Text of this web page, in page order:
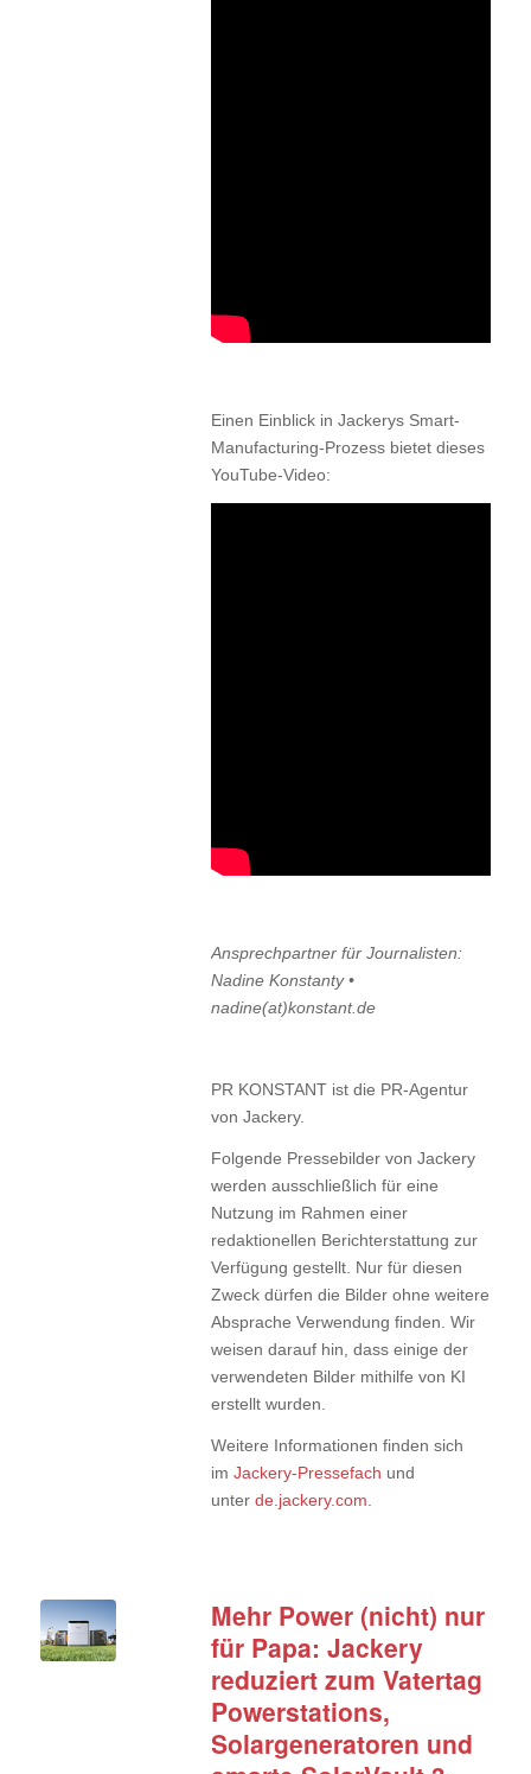
Einen Einblick in Jackerys Smart-
Manufacturing-Prozess bietet dieses
YouTube-Video:
Ansprechpartner für Journalisten:
Nadine Konstanty •
nadine(at)konstant.de
PR KONSTANT ist die PR-Agentur
von Jackery.
Folgende Pressebilder von Jackery
werden ausschließlich für eine
Nutzung im Rahmen einer
redaktionellen Berichterstattung zur
Verfügung gestellt. Nur für diesen
Zweck dürfen die Bilder ohne weitere
Absprache Verwendung finden. Wir
weisen darauf hin, dass einige der
verwendeten Bilder mithilfe von KI
erstellt wurden.
Weitere Informationen finden sich
im Jackery-Pressefach und
unter de.jackery.com
Mehr Power (nicht) nur
für Papa: Jackery
reduziert zum Vatertag
Powerstations,
Solargeneratoren und